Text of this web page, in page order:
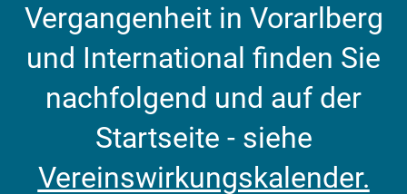
Vergangenheit in Vorarlberg
und International finden Sie
nachfolgend und auf der
Startseite - siehe
Vereinswirkungskalender.